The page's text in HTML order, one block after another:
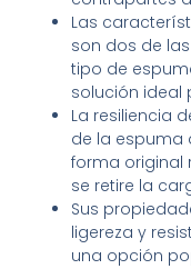
Las
son dos de
tipo de
solución ideal
La resiliencia
de la espuma
forma original
se retire la
Sus
ligereza y
una opción